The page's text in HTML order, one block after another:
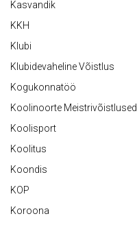
Kasvandik
KKH
Klubi
Klubidevaheline Võistlus
Kogukonnatöö
Koolinoorte Meistrivõistlused
Koolisport
Koolitus
Koondis
KOP
Koroona